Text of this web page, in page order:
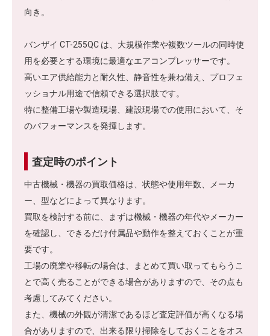
向き。
バンザイ CT-255QC は、大規模作業や複数ツールの同時使
用を必要とする環境に最適なエアコンプレッサーです。
高いエア供給能力と耐久性、静音性を兼ね備え、プロフェ
ッショナル用途で信頼できる選択肢です。
特に整備工場や製造現場、建設現場での使用において、そ
のパフォーマンスを発揮します。
査定時のポイント
中古機械・機器の買取価格は、状態や使用年数、メーカ
ー、型などによって異なります。
買取を検討する前に、まずは機械・機器の年代やメーカー
を確認し、できるだけ付属品や動作を整えておくことが重
要です。
工場の廃業や移転の場合は、まとめて買い取ってもらうこ
とで高く売ることができる場合がありますので、その点も
考慮してみてください。
また、機械の外観が清潔であるほど査定評価が高くなる場
合がありますので、出来る限り掃除をしておくことをオス